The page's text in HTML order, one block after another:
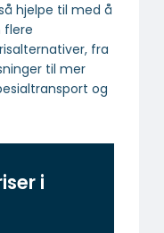
hjelpe til med å
flere
fra
til mer
og
i